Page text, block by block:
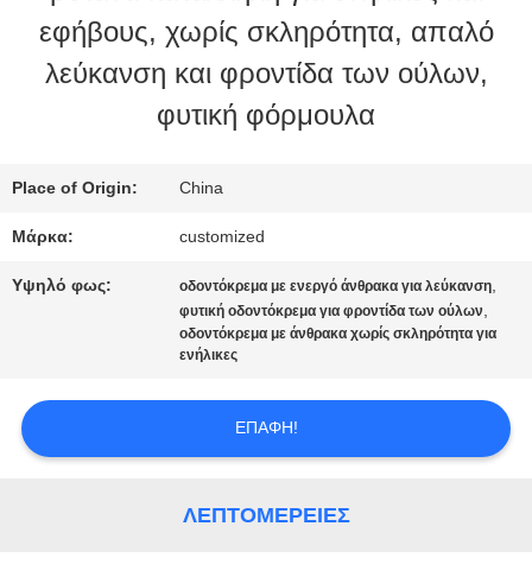
ΕΡΓΟΣΤΑΣΊΩΝ
ΠΟΙΟΤΙΚΌΣ
ΈΛΕΓΧΟΣ
ΜΑΣ
ΕΠΑΦΉ
εφήβους, χωρίς σκληρότητα, απαλό
λεύκανση και φροντίδα των ούλων,
φυτική φόρμουλα
Place of Origin: China
Μάρκα: customized
Υψηλό φως: οδοντόκρεμα με ενεργό άνθρακα για λεύκανση,
φυτική οδοντόκρεμα για φροντίδα των ούλων,
οδοντόκρεμα με άνθρακα χωρίς σκληρότητα για
ενήλικες
ΕΠΑΦΉ!
ΛΕΠΤΟΜΈΡΕΙΕΣ